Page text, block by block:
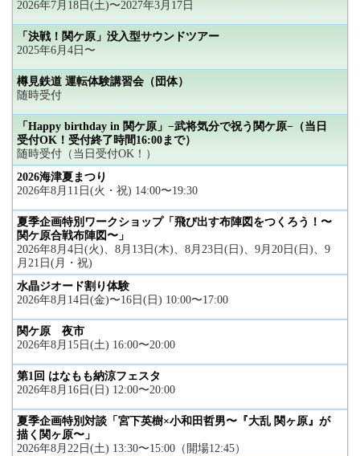
2026年7月18日(土)〜2027年3月17日
「決戦！関ケ原」没入型サウンドツアー
2025年6月4日〜
樽見鉄道 運転体験講習会（団体）
随時受付
「Happy birthday in 関ケ原」−武将気分で祝う関ケ原−（当日
受付OK！受付終了時間16:00まで）
随時受付（当日受付OK！）
2026海津夏まつり
2026年8月11日(火・祝) 14:00〜19:30
夏季企画特別ワークショップ「飛び出す布陣図をつくろう！〜
関ケ原合戦布陣図〜」
2026年8月4日(火)、8月13日(木)、8月23日(日)、9月20日(日)、9
月21日(月・祝)
水晶ジオード割り体験
2026年8月14日(金)〜16日(日) 10:00〜17:00
関ケ原 夜市
2026年8月15日(土) 16:00〜20:00
第1回 はなもも納涼フェスタ
2026年8月16日(日) 12:00〜20:00
夏季企画特別対談「宮下英樹×小和田哲男〜『大乱 関ヶ原』が
描く関ヶ原〜」
2026年8月22日(土) 13:30〜15:00（開場12:45）